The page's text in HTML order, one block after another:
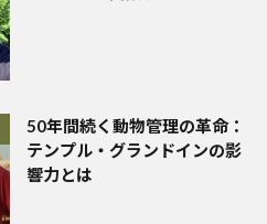
50年間続く動物管理の革命：
テンプル・グランドインの影
響力とは